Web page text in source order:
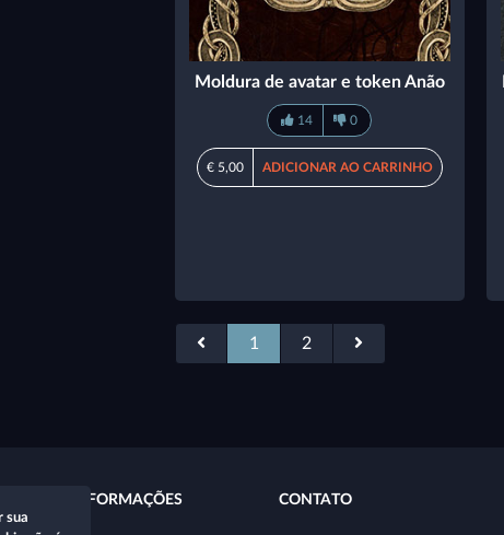
Moldura de avatar e token Anão
14 0
€ 5,00 ADICIONAR AO CARRINHO
1 2
INFORMAÇÕES CONTATO
sua